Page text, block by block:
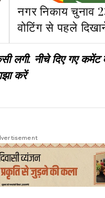
नगर निकाय चुनाव
वोटिंग से पहले
दस्तावेज
नीचे दिए गए कमेंट
करें